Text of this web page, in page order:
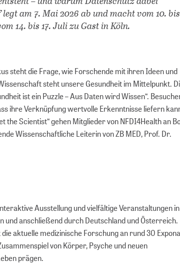
am 7. Mai 2026 ab und macht vom 10. bis
14. bis 17. Juli zu Gast in Köln.
steht die Frage, wie Forschende mit ihren Ideen und
steht unsere Gesundheit im Mittelpunkt.
ist ein Puzzle – Aus Daten wird Wissen“.
ihre Verknüpfung wertvolle Erkenntnisse liefern
Scientist“ gehen Mitglieder von NFDI4Health an
Wissenschaftliche Leiterin von ZB MED, Prof. Dr.
Ausstellung und vielfältige Veranstaltungen in
und anschließend durch Deutschland und Österreich.
aktuelle medizinische Forschung an rund 30
von Körper, Psyche und neuen
prägen.